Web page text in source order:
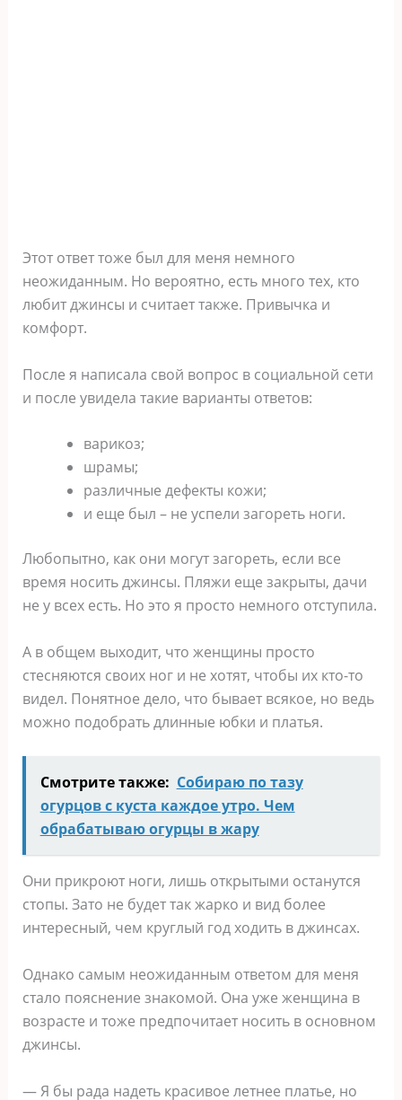
Этот ответ тоже был для меня немного
неожиданным. Но вероятно, есть много тех, кто
любит джинсы и считает также. Привычка и
комфорт.
После я написала свой вопрос в социальной сети
и после увидела такие варианты ответов:
варикоз;
шрамы;
различные дефекты кожи;
и еще был – не успели загореть ноги.
Любопытно, как они могут загореть, если все
время носить джинсы. Пляжи еще закрыты, дачи
не у всех есть. Но это я просто немного отступила.
А в общем выходит, что женщины просто
стесняются своих ног и не хотят, чтобы их кто-то
видел. Понятное дело, что бывает всякое, но ведь
можно подобрать длинные юбки и платья.
Смотрите также: Собираю по тазу
огурцов с куста каждое утро. Чем
обрабатываю огурцы в жару
Они прикроют ноги, лишь открытыми останутся
стопы. Зато не будет так жарко и вид более
интересный, чем круглый год ходить в джинсах.
Однако самым неожиданным ответом для меня
стало пояснение знакомой. Она уже женщина в
возрасте и тоже предпочитает носить в основном
джинсы.
— Я бы рада надеть красивое летнее платье, но